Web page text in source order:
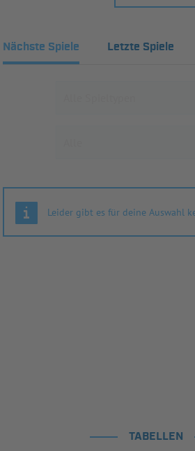
Nächste Spiele Letzte Spiele
Leider gibt es für deine Auswahl
TABELLEN